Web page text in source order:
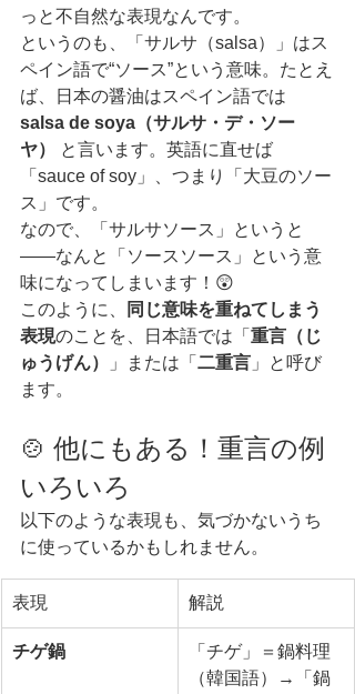
っと不自然な表現なんです。
というのも、「サルサ（salsa）」はス
ペイン語で“ソース”という意味。たとえ
ば、日本の醤油はスペイン語では
salsa de soya（サルサ・デ・ソー
ヤ）
と言います。英語に直せば
「sauce of soy」、つまり「大豆のソー
ス」です。
なので、「サルサソース」というと
――なんと「ソースソース」という意
味になってしまいます！😲
このように、
同じ意味を重ねてしまう
表現のことを、日本語では「 重言（じ
ゅうげん）
」または「 二重言 」と呼び
ます。
🍲 他にもある！重言の例
いろいろ
以下のような表現も、気づかないうち
に使っているかもしれません。
表現 解説
チゲ鍋
「チゲ」＝鍋料理
（韓国語）→「鍋